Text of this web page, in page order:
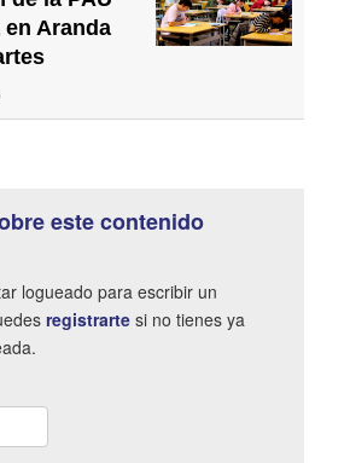
Aranda
este contenido
logueado para escribir un
registrarte si no tienes ya